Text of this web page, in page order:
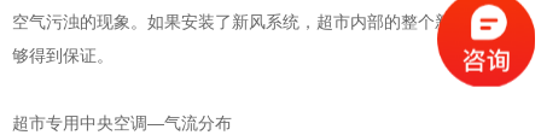
空气污浊的现象。如果安装了新风系统，超市内部的整个新风量就能
够得到保证。
超市专用中央空调—气流分布